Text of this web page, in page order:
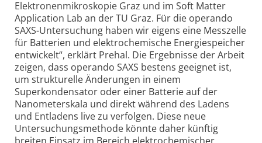
Elektronen­mikroskopie Graz und im Soft Matter
Application Lab an der TU Graz. Für die operando
SAXS-Untersuchung haben wir eigens eine Messzelle
für Batterien und elektro­chemische Energiespeicher
entwickelt“, erklärt Prehal. Die Ergebnisse der Arbeit
zeigen, dass operando SAXS bestens geeignet ist,
um strukturelle Änderungen in einem
Superkondensator oder einer Batterie auf der
Nanometer­skala und direkt während des Ladens
und Entladens live zu verfolgen. Diese neue
Untersuchungs­methode könnte daher künftig